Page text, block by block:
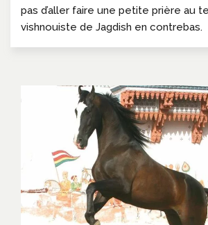
pas d’aller faire une petite prière au
vishnouiste de Jagdish en contrebas.